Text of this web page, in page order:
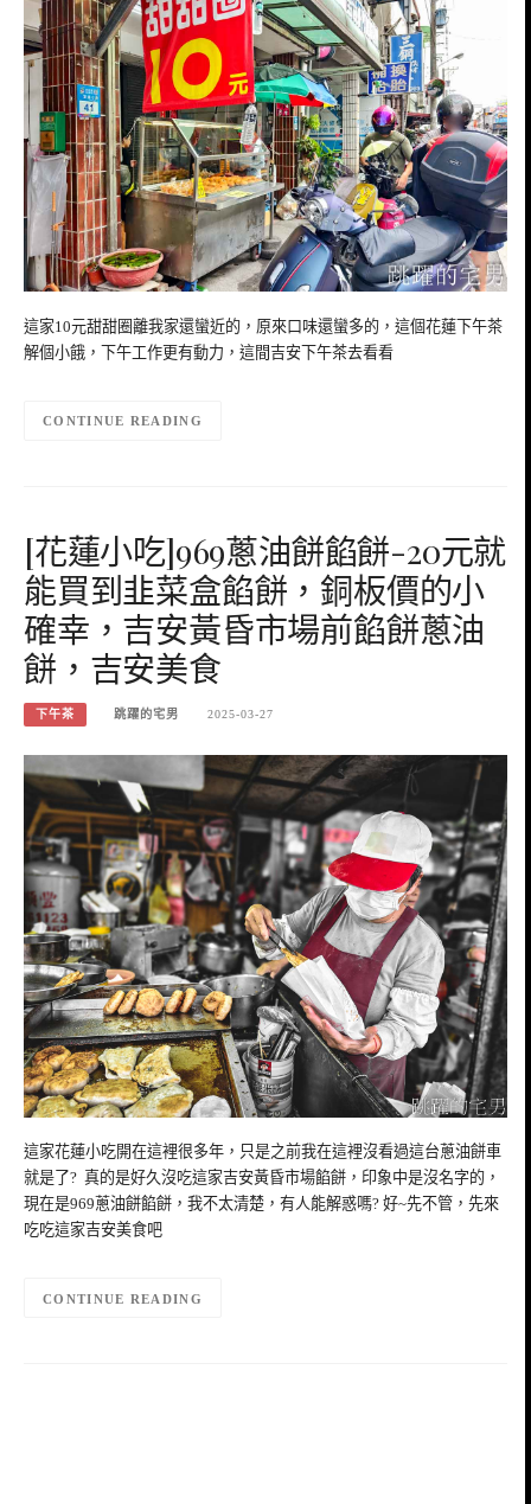
這家10元甜甜圈離我家還蠻近的，原來口味還蠻多的，這個花蓮下午茶
解個小餓，下午工作更有動力，這間吉安下午茶去看看
CONTINUE READING
[花蓮小吃]969蔥油餅餡餅-20元就
能買到韭菜盒餡餅，銅板價的小
確幸，吉安黃昏市場前餡餅蔥油
餅，吉安美食
下午茶 跳躍的宅男 2025-03-27
這家花蓮小吃開在這裡很多年，只是之前我在這裡沒看過這台蔥油餅車
就是了? 真的是好久沒吃這家吉安黃昏市場餡餅，印象中是沒名字的，
現在是969蔥油餅餡餅，我不太清楚，有人能解惑嗎? 好~先不管，先來
吃吃這家吉安美食吧
CONTINUE READING